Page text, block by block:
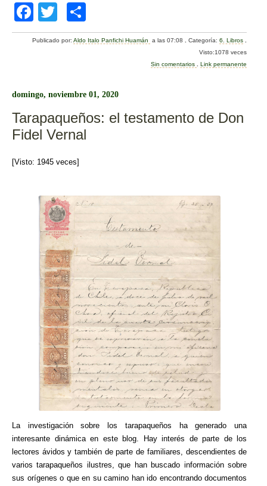
F
a
b
o
k
wi
tt
o
m
ar
Publicado por:Aldo Italo Panfichi Huamán a las 07:08 .Categoría:6. Libros
Visto:1078 veces
Sin comentarios
Link permanente
domingo, noviembre 01, 2020
Tarapaqueños: el testamento de Don
Fidel Vernal
[Visto: 1945 veces]
La investigación sobre los tarapaqueños ha generado una
interesante dinámica en este blog. Hay interés de parte de los
lectores ávidos y también de parte de familiares, descendientes de
varios tarapaqueños ilustres, que han buscado información sobre
sus orígenes o que en su camino han ido encontrando documentos